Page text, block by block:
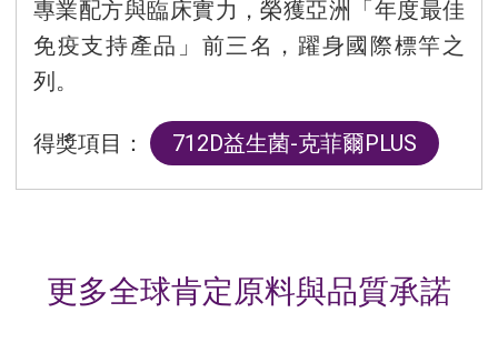
專業配方與臨床實力，榮獲亞洲「年度最佳
免疫支持產品」前三名，躍身國際標竿之
列。
得獎項目： 712D益生菌-克菲爾PLUS
更多全球肯定原料與品質承諾